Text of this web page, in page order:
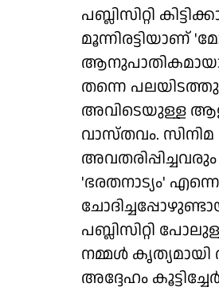
പബ്ലിസിറ്റി
മൂന്നിരട്ടിയാണ്
തന്നെ
അവിടെയുള്ള
വാസ്തവം. സിനിമ
'ഭരതനാട്യം'
പബ്ലിസിറ്റി
നമ്മൾ
അദ്ദേഹം